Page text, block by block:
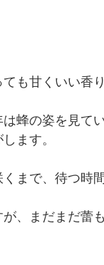
も甘くいい香
蜂の姿を見て
ます。
まで、待つ時
、まだまだ蕾